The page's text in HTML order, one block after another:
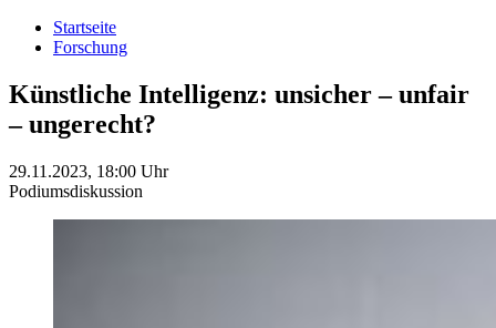
Startseite
Forschung
Künstliche Intelligenz: unsicher – unfair
– ungerecht?
29.11.2023, 18:00 Uhr
Podiumsdiskussion